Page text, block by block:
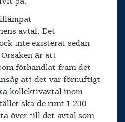
avtal. Det
inte existerat sedan
är att
förhandlat fram det
att det var förnuftigt
kollektivavtal inom
ska de runt 1 200
över till det avtal som